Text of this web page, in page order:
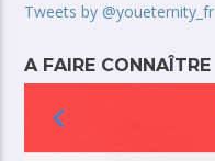
Tweets by @youeternity_fr
A FAIRE CONNAÎTRE